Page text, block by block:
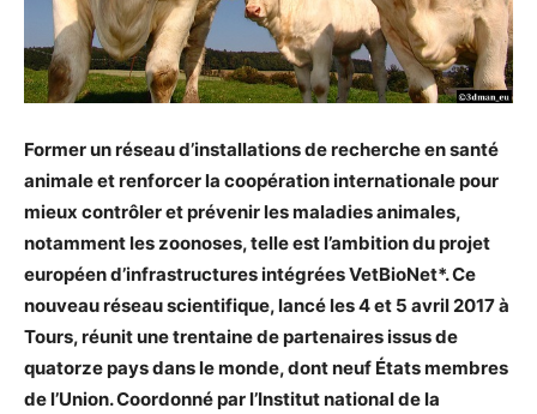
Former un réseau d’installations de recherche en santé
animale et renforcer la coopération internationale pour
mieux contrôler et prévenir les maladies animales,
notamment les zoonoses, telle est l’ambition du projet
européen d’infrastructures intégrées VetBioNet*. Ce
nouveau réseau scientifique, lancé les 4 et 5 avril 2017 à
Tours, réunit une trentaine de partenaires issus de
quatorze pays dans le monde, dont neuf États membres
de l’Union. Coordonné par l’Institut national de la